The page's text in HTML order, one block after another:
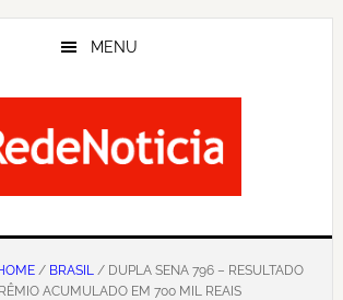
MENU
/ BRASIL/ DUPLA SENA 796 – RESULTADO
ACUMULADO EM 700 MIL REAIS